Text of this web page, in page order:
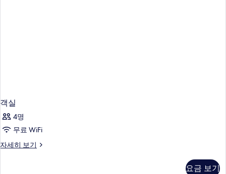
객실
4명
무료 WiFi
자세히 보기
객
요금 보기